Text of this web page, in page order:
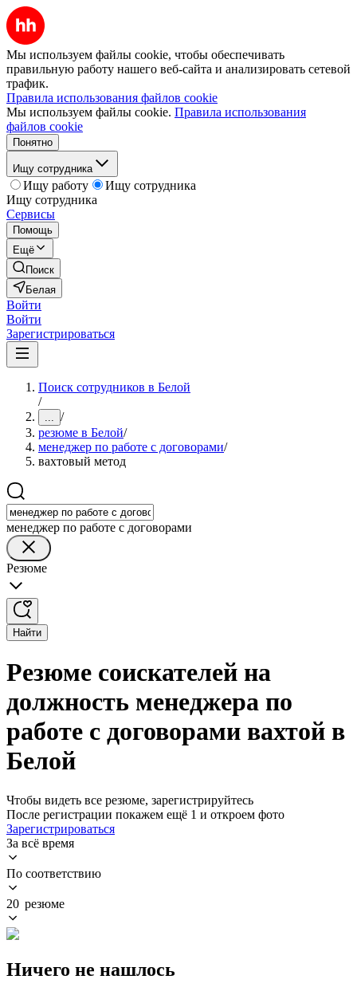
Мы используем файлы cookie, чтобы обеспечивать
правильную работу нашего веб-сайта и анализировать сетевой
трафик.
Правила использования файлов cookie
Мы используем файлы cookie. Правила использования
файлов cookie
Понятно
Ищу сотрудника
Ищу работу
Ищу сотрудника
Ищу сотрудника
Сервисы
Помощь
Ещё
Поиск
Белая
Войти
Войти
Зарегистрироваться
Поиск сотрудников в Белой
/
... /
резюме в Белой/
менеджер по работе с договорами/
вахтовый метод
менеджер по работе с договорами
Резюме
Найти
Резюме соискателей на
должность менеджера по
работе с договорами вахтой в
Белой
Чтобы видеть все резюме, зарегистрируйтесь
После регистрации покажем ещё 1 и откроем фото
Зарегистрироваться
За всё время
По соответствию
20 резюме
Ничего не нашлось